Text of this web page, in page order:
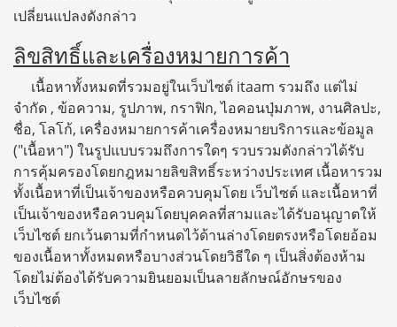
เปลี่ยนแปลงดังกล่าว
ลิขสิทธิ์และเครื่องหมายการค้า
เนื้อหาทั้งหมดที่รวมอยู่ในเว็บไซต์ itaam รวมถึง แต่ไม่
จำกัด , ข้อความ, รูปภาพ, กราฟิก, ไอคอนปุ่มภาพ, งานศิลปะ,
ชื่อ, โลโก้, เครื่องหมายการค้าเครื่องหมายบริการและข้อมูล
("เนื้อหา") ในรูปแบบรวมถึงการใดๆ รวบรวมดังกล่าวได้รับ
การคุ้มครองโดยกฎหมายลิขสิทธิ์ระหว่างประเทศ เนื้อหารวม
ทั้งเนื้อหาที่เป็นเจ้าของหรือควบคุมโดย เว็บไซต์ และเนื้อหาที่
เป็นเจ้าของหรือควบคุมโดยบุคคลที่สามและได้รับอนุญาตให้
เว็บไซต์ ยกเว้นตามที่กำหนดไว้ด้านล่างโดยตรงหรือโดยอ้อม
ของเนื้อหาทั้งหมดหรือบางส่วนโดยวิธีใด ๆ เป็นสิ่งต้องห้าม
โดยไม่ต้องได้รับความยินยอมเป็นลายลักษณ์อักษรของ
เว็บไซต์